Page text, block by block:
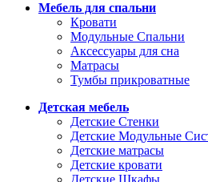
Мебель для спальни
Кровати
Модульные Спальни
Аксессуары для сна
Матрасы
Тумбы прикроватные
Детская мебель
Детские Стенки
Детские Модульные
Детские матрасы
Детские кровати